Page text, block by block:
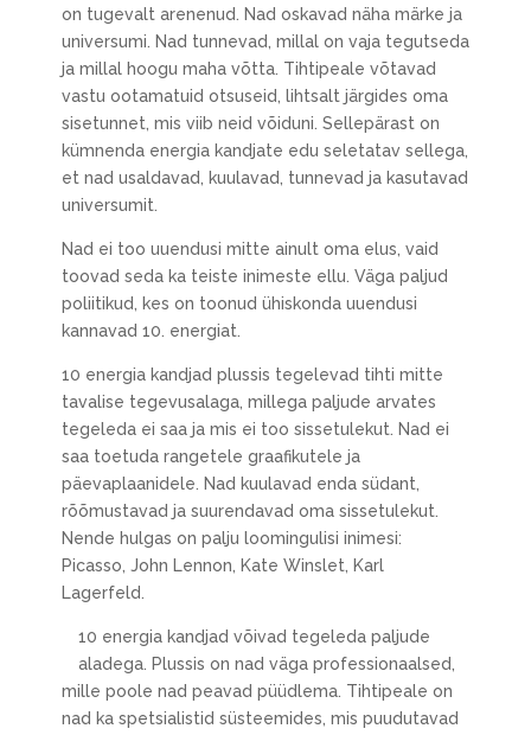
on tugevalt arenenud. Nad oskavad näha märke ja
universumi. Nad tunnevad, millal on vaja tegutseda
ja millal hoogu maha võtta. Tihtipeale võtavad
vastu ootamatuid otsuseid, lihtsalt järgides oma
sisetunnet, mis viib neid võiduni. Sellepärast on
kümnenda energia kandjate edu seletatav sellega,
et nad usaldavad, kuulavad, tunnevad ja kasutavad
universumit.
Nad ei too uuendusi mitte ainult oma elus, vaid
toovad seda ka teiste inimeste ellu. Väga paljud
poliitikud, kes on toonud ühiskonda uuendusi
kannavad 10. energiat.
10 energia kandjad plussis tegelevad tihti mitte
tavalise tegevusalaga, millega paljude arvates
tegeleda ei saa ja mis ei too sissetulekut. Nad ei
saa toetuda rangetele graafikutele ja
päevaplaanidele. Nad kuulavad enda südant,
rõõmustavad ja suurendavad oma sissetulekut.
Nende hulgas on palju loomingulisi inimesi:
Picasso, John Lennon, Kate Winslet, Karl
Lagerfeld.
10 energia kandjad võivad tegeleda paljude
aladega. Plussis on nad väga professionaalsed,
mille poole nad peavad püüdlema. Tihtipeale on
nad ka spetsialistid süsteemides, mis puudutavad